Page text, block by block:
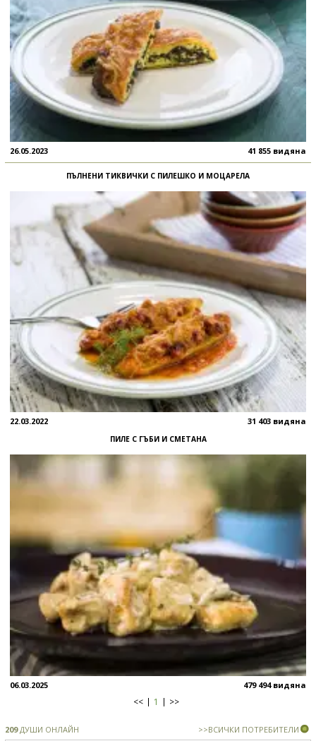
26.05.2023 41 855 видяна
ПЪЛНЕНИ ТИКВИЧКИ С ПИЛЕШКО И МОЦАРЕЛА
22.03.2022 31 403 видяна
ПИЛЕ С ГЪБИ И СМЕТАНА
06.03.2025 479 494 видяна
<< 1 >>
209ДУШИ ОНЛАЙН >>ВСИЧКИ ПОТРЕБИТЕЛИ